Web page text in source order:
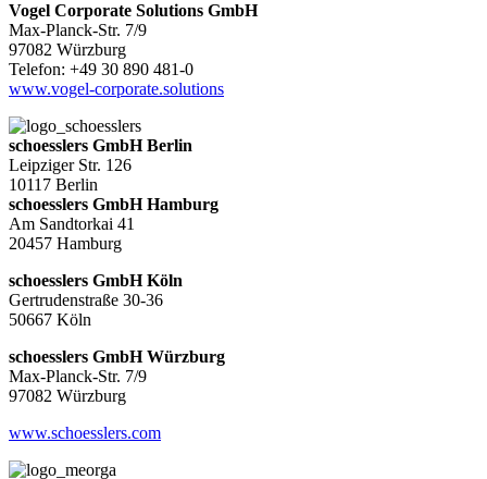
Vogel Corporate Solutions GmbH
Max-Planck-Str. 7/9
97082 Würzburg
Telefon: +49 30 890 481-0
www.vogel-corporate.solutions
schoesslers GmbH Berlin
Leipziger Str. 126
10117 Berlin
schoesslers GmbH Hamburg
Am Sandtorkai 41
20457 Hamburg
schoesslers GmbH Köln
Gertrudenstraße 30-36
50667 Köln
schoesslers GmbH Würzburg
Max-Planck-Str. 7/9
97082 Würzburg
www.schoesslers.com